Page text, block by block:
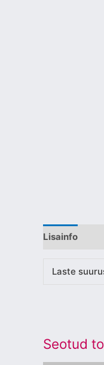
Lisainfo
Laste
Seotud